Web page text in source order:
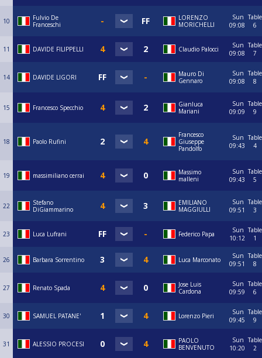
10
Fulvio De
Franceschi
LORENZO
MORICHELLI
Sun
09:08
Table
6
11 DAVIDE FILIPPELLI Claudio Palocci
Sun
09:08
Table
7
14 DAVIDE LIGORI
Mauro Di
Gennaro
Sun
09:08
Table
8
15 Francesco Specchio
Gianluca
Mariani
Sun
09:09
Table
9
18 Paolo Rufini
Francesco
Giuseppe
Pandolfo
Sun
09:43
Table
4
19 massimiliano cerrai
Massimo
malleni
Sun
09:43
Table
5
22
Stefano
DiGiammarino
EMILIANO
MAGGIULLI
Sun
09:51
Table
3
23 Luca Lufrani Federico Papa
Sun
10:12
Table
1
26 Barbara Sorrentino Luca Marconato
Sun
09:51
Table
8
27 Renato Spada
Jose Luis
Cardona
Sun
09:59
Table
6
30 SAMUEL PATANE' Lorenzo Pieri
Sun
09:45
Table
9
31 ALESSIO PROCESI
PAOLO
BENVENUTO
Sun
10:20
Table
2